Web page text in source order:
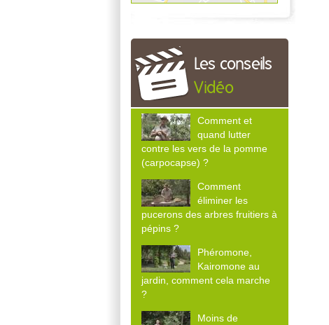
Les conseils
Vidéo
Comment et
quand lutter
contre les vers de la pomme
(carpocapse) ?
Comment
éliminer les
pucerons des arbres fruitiers à
pépins ?
Phéromone,
Kairomone au
jardin, comment cela marche
?
Moins de